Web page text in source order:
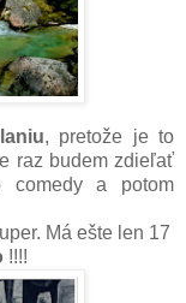
, pretože je to
raz budem zdieľať
comedy a potom
Má ešte len 17
!!!!